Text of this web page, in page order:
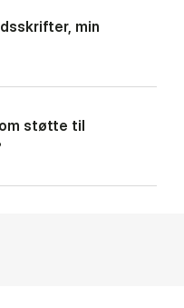
min
støtte til